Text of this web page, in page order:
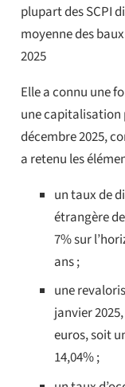
plupart des SCPI
moyenne des
2025
Elle a connu une
une capitalisation
décembre 2025,
a retenu les
un taux de
étrangère
7% sur
ans ;
une
janvier
euros, soit
14,04% ;